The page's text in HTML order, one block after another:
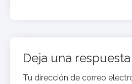
Deja una respuesta
Tu dirección de correo